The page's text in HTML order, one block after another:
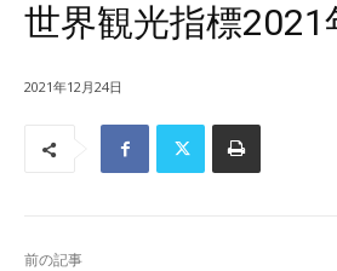
世界観光指標2021
2021年12月24日
前の記事